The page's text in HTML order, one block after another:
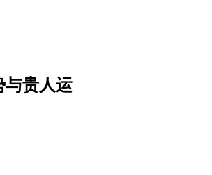
与贵人运